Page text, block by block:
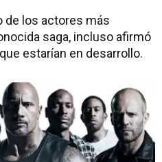
de los actores más
saga, incluso afirmó
estarían en desarrollo.